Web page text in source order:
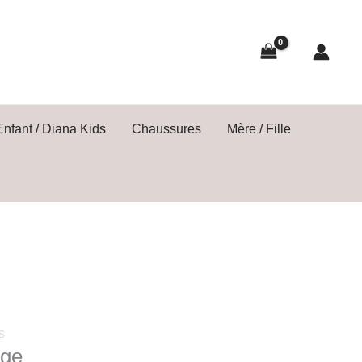
/ Diana Kids Chaussures Mère / Fille